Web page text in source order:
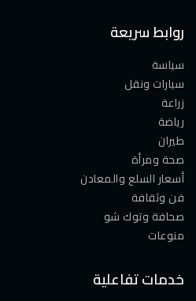
روابط سريعة
سياسة
سيارات ونقل
زراعة
رياضة
طيران
صحة ومرأة
أسعار السلع والمعادن
فن وثقافة
صحافة وتوك شو
منوعات
خدمات تفاعلية